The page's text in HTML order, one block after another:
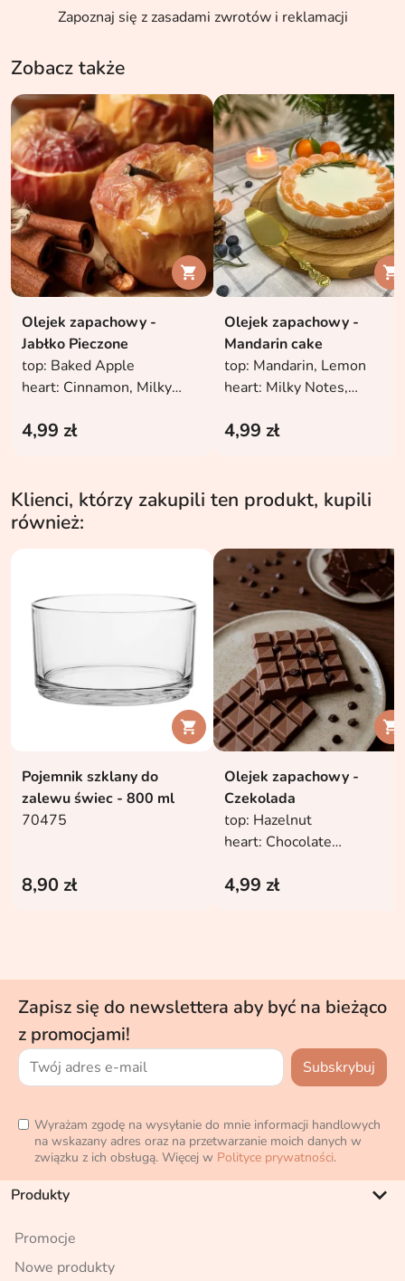
Zapoznaj się z zasadami zwrotów i reklamacji
Zobacz także

Olejek zapachowy -
Jabłko Pieczone
top: Baked Apple
heart: Cinnamon, Milky
base: Vanilla, White Musk
4,99 zł

Olejek zapachowy -
Mandarin cake
top: Mandarin, Lemon
heart: Milky Notes,
base: Almond, Vanilla
4,99 zł
Klienci, którzy zakupili ten produkt, kupili
również:

Pojemnik szklany do
zalewu świec - 800 ml
70475
8,90 zł

Olejek zapachowy -
Czekolada
top: Hazelnut
heart: Chocolate
4,99 zł
Zapisz się do newslettera aby być na bieżąco
z promocjami!
Wyrażam zgodę na wysyłanie do mnie informacji handlowych
na wskazany adres oraz na przetwarzanie moich danych w
związku z ich obsługą. Więcej w Polityce prywatności.
Produkty keyboard_arrow_down
Promocje
Nowe produkty